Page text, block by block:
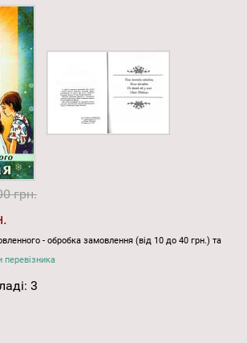
грн.
- обробка замовлення (від 10 до 40 грн.) та
3